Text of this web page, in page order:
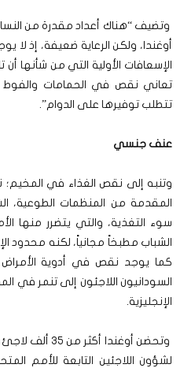
وتضيف “هناك أعداد مقدرة من
أوغندا، ولكن الرعاية ضعيفة، إذ
الإسعافات الأولية التي من شأنها أن
تعاني نقص في الحمامات
تتطلب توفيرها على الدوام”.
عنف جنسي
وتنبه إلى نقص الغذاء في المخيم؛
المقدمة من المنظمات
سوء التغذية، والتي يتضرر منها
الشباب مطبخاً مجانياً، لكنه محدود
كما يوجد نقص في أدوية الأمراض
السودانيون اللاجئون إلى تنمر في
الإنجليزية.
وتحضن أوغندا
لشؤون اللاجئين التابعة للأمم